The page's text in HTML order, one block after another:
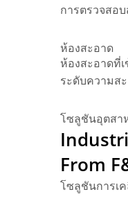
การตรวจสอ
ห้องสะอาด
ห้องสะอาดที่
ระดับความส
โซลูชันอุตสา
From
โซลูชันการเ